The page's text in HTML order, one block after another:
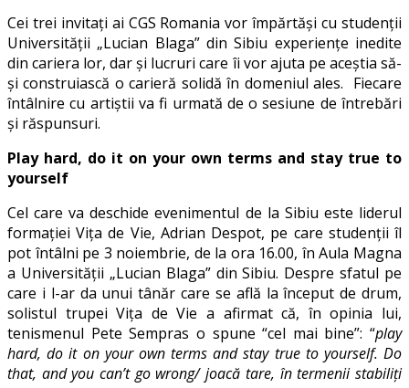
Cei trei invitați ai CGS Romania vor împărtăși cu studenții
Universității „Lucian Blaga” din Sibiu experiențe inedite
din cariera lor, dar și lucruri care îi vor ajuta pe aceștia să-
și construiască o carieră solidă în domeniul ales. Fiecare
întâlnire cu artiştii va fi urmată de o sesiune de întrebări
și răspunsuri.
Play hard, do it on your own terms and stay true to
yourself
Cel care va deschide evenimentul de la Sibiu este liderul
formației Vița de Vie, Adrian Despot, pe care studenții îl
pot întâlni pe 3 noiembrie, de la ora 16.00, în Aula Magna
a Universității „Lucian Blaga” din Sibiu. Despre sfatul pe
care i l-ar da unui tânăr care se află la început de drum,
solistul trupei Vița de Vie a afirmat că, în opinia lui,
tenismenul Pete Sempras o spune “cel mai bine”: “play
hard, do it on your own terms and stay true to yourself. Do
that, and you can’t go wrong/ joacă tare, în termenii stabiliți